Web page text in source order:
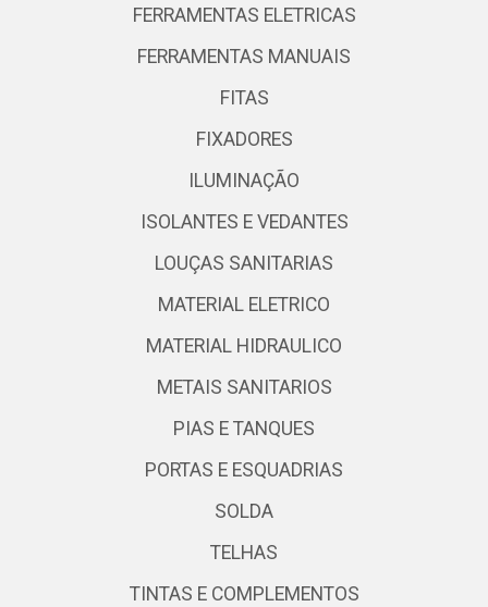
FERRAMENTAS ELETRICAS
FERRAMENTAS MANUAIS
FITAS
FIXADORES
ILUMINAÇÃO
ISOLANTES E VEDANTES
LOUÇAS SANITARIAS
MATERIAL ELETRICO
MATERIAL HIDRAULICO
METAIS SANITARIOS
PIAS E TANQUES
PORTAS E ESQUADRIAS
SOLDA
TELHAS
TINTAS E COMPLEMENTOS